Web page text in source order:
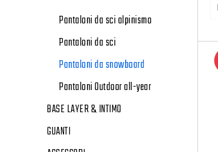
Pantaloni da sci alpinismo
Pantaloni da sci
Pantaloni da snowboard
Pantaloni Outdoor all-year
BASE LAYER & INTIMO
GUANTI